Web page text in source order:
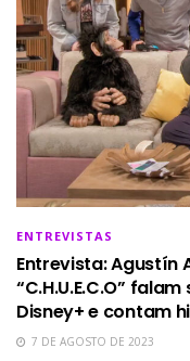
ENTREVISTAS
Entrevista: Agustín
“C.H.U.E.C.O”
Disney+ e contam
7 DE AGOSTO DE 2023